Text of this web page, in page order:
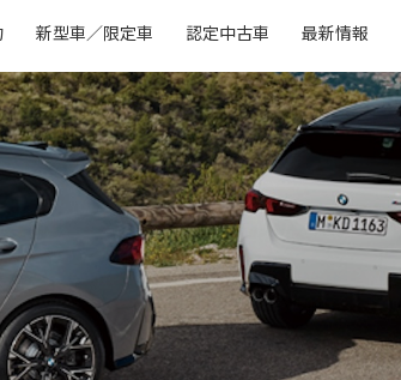
新型車／限定車 認定中古車 最新情報